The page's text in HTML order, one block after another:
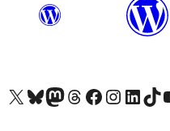
X (旧 Twitter) アカウントへBluesky アカウントへMastodon アカウントへThreads アカウントへ Facebook ページへInstagram アカウントへ LinkedIn アカウントへTikTok アカウントへ